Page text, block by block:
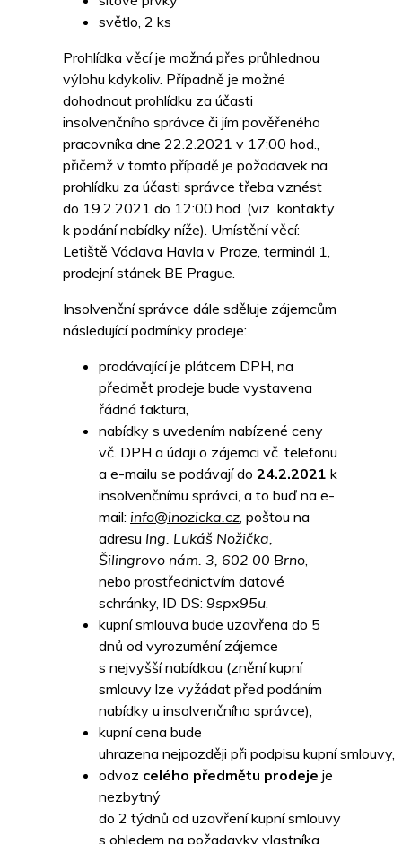
světlo, 2 ks
Prohlídka věcí je možná přes průhlednou
výlohu kdykoliv. Případně je možné
dohodnout prohlídku za účasti
insolvenčního správce či jím pověřeného
pracovníka dne 22.2.2021 v 17:00 hod.,
přičemž v tomto případě je požadavek na
prohlídku za účasti správce třeba vznést
do 19.2.2021 do 12:00 hod. (viz kontakty
k podání nabídky níže). Umístění věcí:
Letiště Václava Havla v Praze, terminál 1,
prodejní stánek BE Prague.
Insolvenční správce dále sděluje zájemcům
následující podmínky prodeje:
prodávající je plátcem DPH, na
předmět prodeje bude vystavena
řádná faktura,
nabídky s uvedením nabízené ceny
vč. DPH a údaji o zájemci vč. telefonu
a e-mailu se podávají do 24.2.2021 k
insolvenčnímu správci, a to buď na e-
mail: info@inozicka.cz, poštou na
adresu Ing. Lukáš Nožička,
Šilingrovo nám. 3, 602 00 Brno,
nebo prostřednictvím datové
schránky, ID DS: 9spx95u,
kupní smlouva bude uzavřena do 5
dnů od vyrozumění zájemce
s nejvyšší nabídkou (znění kupní
smlouvy lze vyžádat před podáním
nabídky u insolvenčního správce),
kupní cena bude
uhrazena nejpozději při podpisu kupní smlouvy,
odvoz celého předmětu prodeje je
nezbytný
do 2 týdnů od uzavření kupní smlouvy
s ohledem na požadavky vlastníka